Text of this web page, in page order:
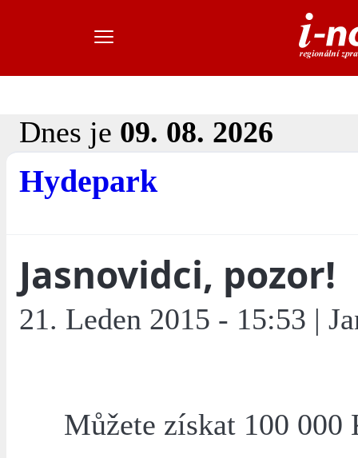
Dnes je 09. 08. 2026
Hydepark
Jasnovidci, pozor!
21. Leden 2015 - 15:53 |
Můžete získat 100 000